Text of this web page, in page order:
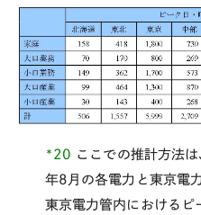
*20 ここでの推計方法
年8月の各電力と東京電
東京電力管内におけるピ